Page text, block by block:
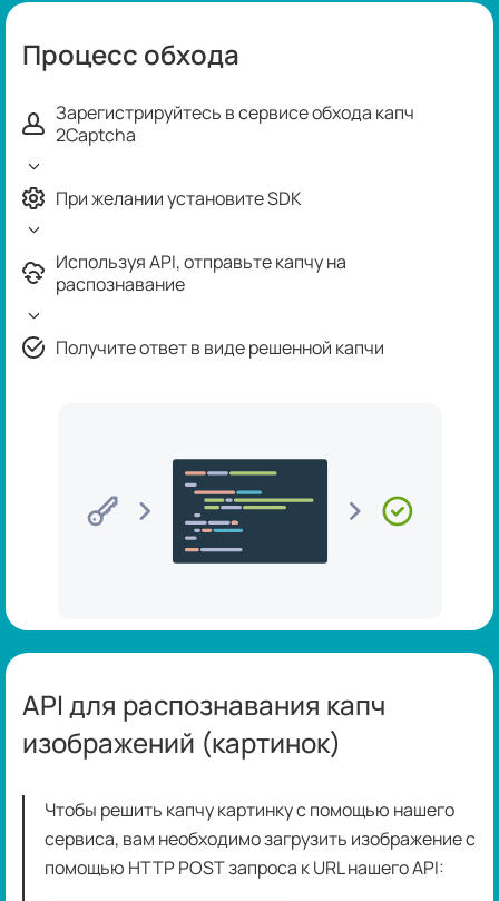
Процесс обхода
Зарегистрируйтесь в сервисе обхода капч
2Captcha
При желании установите SDK
Используя API, отправьте капчу на
распознавание
Получите ответ в виде решенной капчи
API для распознавания капч
изображений (картинок)
Чтобы решить капчу картинку с помощью нашего
сервиса, вам необходимо загрузить изображение с
помощью HTTP POST запроса к URL нашего API: